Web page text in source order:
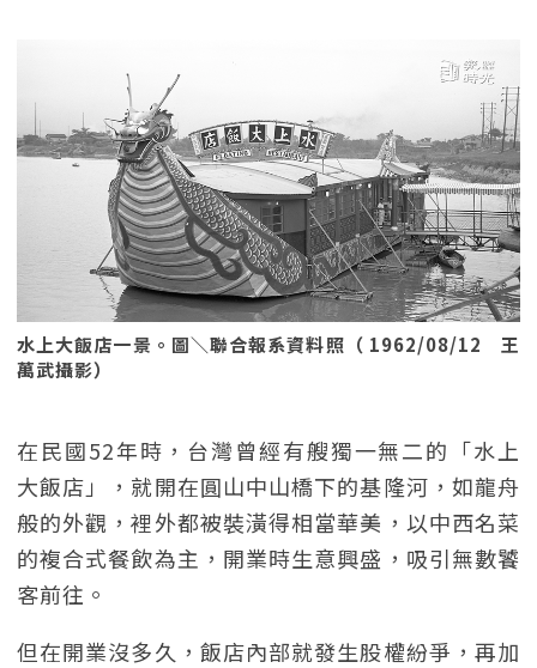
水上大飯店一景。圖＼聯合報系資料照（ 1962/08/12 王
萬武攝影）
在民國52年時，台灣曾經有艘獨一無二的「水上
大飯店」，就開在圓山中山橋下的基隆河，如龍舟
般的外觀，裡外都被裝潢得相當華美，以中西名菜
的複合式餐飲為主，開業時生意興盛，吸引無數饕
客前往。
但在開業沒多久，飯店內部就發生股權紛爭，再加